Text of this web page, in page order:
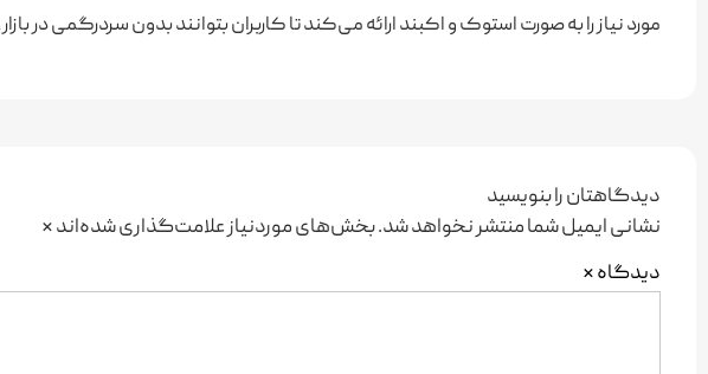
مورد نیاز را به صورت استوک و اکبند ارائه می‌کند تا کاربران بتوانند بدون سردرگمی
دیدگاهتان را بنویسید
نشانی ایمیل شما منتشر نخواهد شد.بخش‌های موردنیاز علامت‌گذاری شده‌اند*
دیدگاه*